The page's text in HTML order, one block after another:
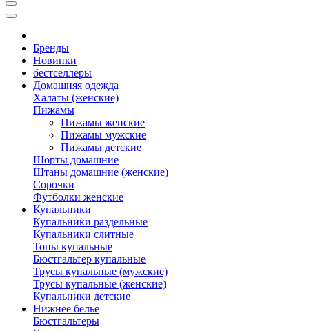
Бренды
Новинки
бестселлеры
Домашняя одежда
Халаты (женские)
Пижамы
Пижамы женские
Пижамы мужские
Пижамы детские
Шорты домашние
Штаны домашние (женские)
Сорочки
Футболки женские
Купальники
Купальники раздельные
Купальники слитные
Топы купальные
Бюстгальтер купальные
Трусы купальные (мужские)
Трусы купальные (женские)
Купальники детские
Нижнее белье
Бюстгальтеры